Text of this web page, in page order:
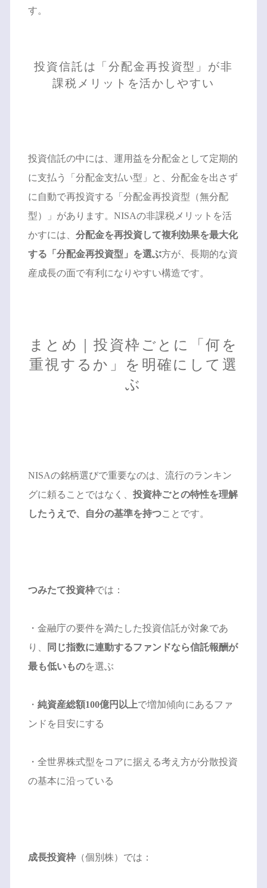
す。
投資信託は「分配金再投資型」が非
課税メリットを活かしやすい
投資信託の中には、運用益を分配金として定期的
に支払う「分配金支払い型」と、分配金を出さず
に自動で再投資する「分配金再投資型（無分配
型）」があります。NISAの非課税メリットを活
かすには、 分配金を再投資して複利効果を最大化
する「分配金再投資型」を選ぶ方が、長期的な資
産成長の面で有利になりやすい構造です。
まとめ｜投資枠ごとに「何を
重視するか」を明確にして選
ぶ
NISAの銘柄選びで重要なのは、流行のランキン
グに頼ることではなく、 投資枠ごとの特性を理解
したうえで、自分の基準を持つことです。
つみたて投資枠では：
・金融庁の要件を満たした投資信託が対象であ
り、
同じ指数に連動するファンドなら信託報酬が
最も低いものを選ぶ
・ 純資産総額100億円以上で増加傾向にあるファ
ンドを目安にする
・全世界株式型をコアに据える考え方が分散投資
の基本に沿っている
成長投資枠（個別株）では：